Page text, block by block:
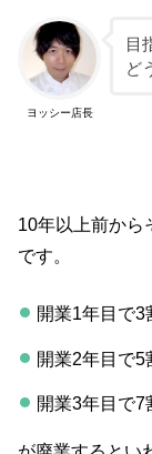
ヨッシー店長
目
ど
10年以上前から
です。
開業1年目で3
開業2年目で5
開業3年目で7